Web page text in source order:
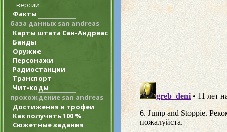
версии
Факты
база данных san andreas
Карты штата Сан-Андреас
Банды
Оружие
Персонажи
Радиостанции
Транспорт
Чит-коды
прохождение san andreas
Достижения и трофеи
Как получить 100 %
Сюжетные задания